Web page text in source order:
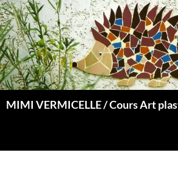
Aller
au
contenu